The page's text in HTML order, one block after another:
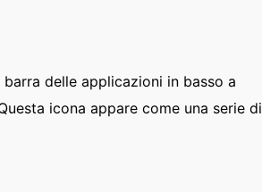
delle applicazioni in basso a
icona appare come una serie di